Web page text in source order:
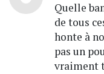
Quelle
de tous
honte à
pas un
vraiment